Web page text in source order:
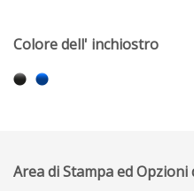
Colore dell' inchiostro
Area di Stampa ed